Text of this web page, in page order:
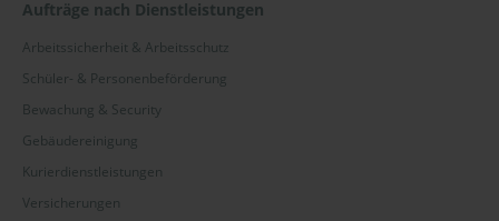
Aufträge nach Dienstleistungen
Arbeitssicherheit & Arbeitsschutz
Schüler- & Personenbeförderung
Bewachung & Security
Gebäudereinigung
Kurierdienstleistungen
Versicherungen